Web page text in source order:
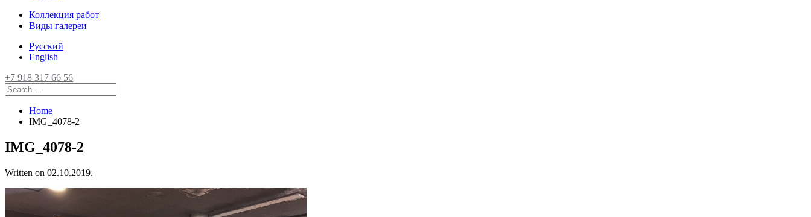
Коллекция работ
Виды галереи
Русский
English
+7 918 317 66 56
Home
IMG_4078-2
IMG_4078-2
Written on 02.10.2019.